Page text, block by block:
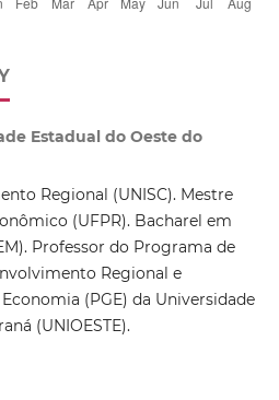
Estadual do Oeste do
Regional (UNISC). Mestre
(UFPR). Bacharel em
Professor do Programa de
Regional e
(PGE) da Universidade
(UNIOESTE).